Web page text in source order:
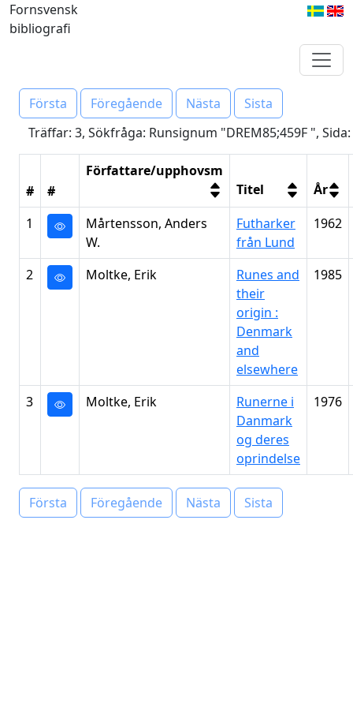
Fornsvensk
bibliografi
Första Föregående Nästa
Sista
Träffar: 3, Sökfråga: Runsignum "DREM85;459F ",
# #
Författare/upphovsm
Titel
År
1
Mårtensson, Anders
W.
Futharker
från Lund
1962
2 Moltke, Erik
Runes and
their
origin :
Denmark
and
elsewhere
1985
3 Moltke, Erik
Runerne i
Danmark
og deres
oprindelse
1976
Första Föregående Nästa Sista